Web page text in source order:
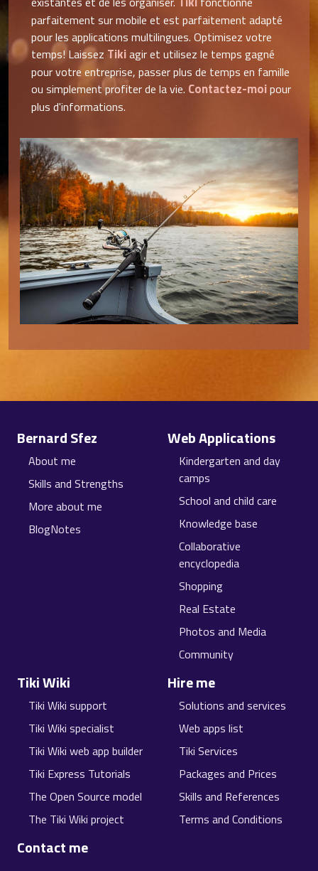
parfaitement sur mobile et est parfaitement adapté
pour les applications multilingues. Optimisez votre
temps! Laissez Tikiagir et utilisez le temps gagné
pour votre entreprise, passer plus de temps en famille
ou simplement profiter de la vie. Contactez-moipour
plus d'informations.
Bernard Sfez
About me
Skills and Strengths
More about me
BlogNotes
Web Applications
Kindergarten and day
camps
School and child care
Knowledge base
Collaborative
encyclopedia
Shopping
Real Estate
Photos and Media
Community
Tiki Wiki
Tiki Wiki support
Tiki Wiki specialist
Tiki Wiki web app builder
Tiki Express Tutorials
The Open Source model
The Tiki Wiki project
Hire me
Solutions and services
Web apps list
Tiki Services
Packages and Prices
Skills and References
Terms and Conditions
Contact me